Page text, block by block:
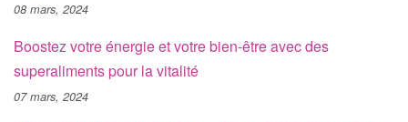
08 mars, 2024
Boostez votre énergie et votre bien-être avec des
superaliments pour la vitalité
07 mars, 2024